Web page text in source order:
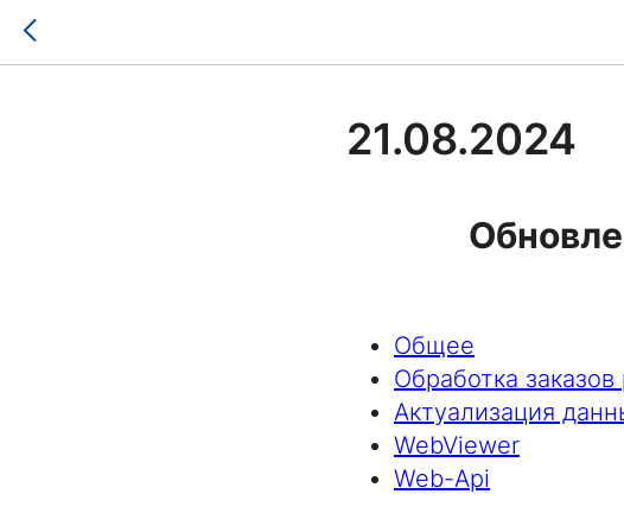
21.08.2024
Общее
Обработка заказов
Актуализация
WebViewer
Web-Api